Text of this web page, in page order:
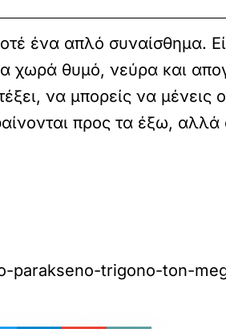
ένα απλό συναίσθημα.
χωρά θυμό, νεύρα και
να μπορείς να μένεις
προς τα έξω,
trigono-ton-